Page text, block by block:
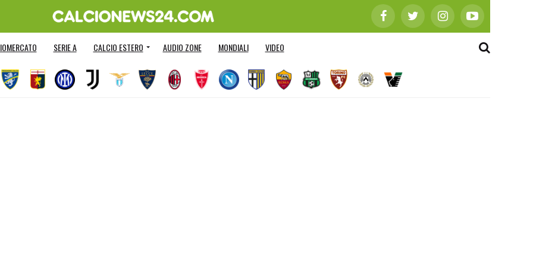
SERIE A CALCIO ESTERO AUDIO ZONE MONDIALI VIDEO